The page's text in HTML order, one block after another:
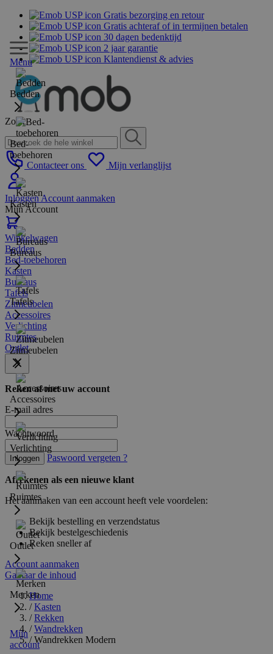
Gratis bezorging en retour
Gratis achteraf of in termijnen betalen
30 dagen bedenktijd
2 jaar garantie
Klantendienst & advies
Zoek
Contacteer ons Mijn verlanglijst
InloggenAccount aanmaken
Mijn Account
Winkelwagen
Menu
Bedden
Bed-
toebehoren
Kasten
Bureaus
Tafels
Zitmeubelen
Accessoires
Verlichting
Ruimtes
Outlet
Merken
Mijn
account
Bedden
Bed-toebehoren
Kasten
Bureaus
Tafels
Zitmeubelen
Accessoires
Verlichting
Ruimtes
Outlet
Reken af met uw account
E-mail adres
Wachtwoord
Inloggen Paswoord vergeten ?
Afrekenen als een nieuwe klant
Het aanmaken van een account heeft vele voordelen:
Bekijk bestelling en verzendstatus
Bekijk bestelgeschiedenis
Reken sneller af
Account aanmaken
Ga naar de inhoud
Home
/ Kasten
/ Rekken
/ Wandrekken
/ Wandrekken Modern